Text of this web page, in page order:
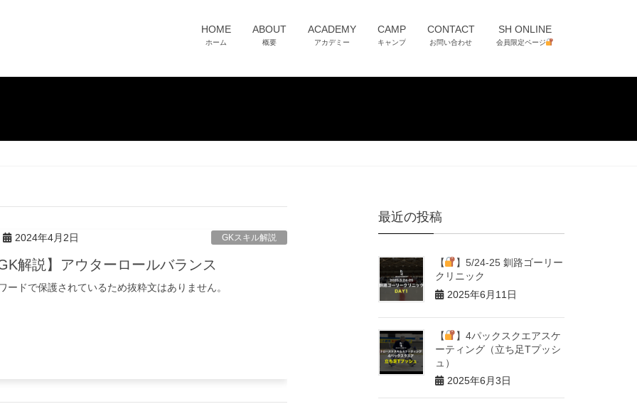
HOME
ホーム
ABOUT
概要
ACADEMY
アカデミー
CAMP
キャンプ
CONTACT
お問い合わせ
SH ONLINE
会員限定ページ
2024年4月2日 GKスキル解説
解説】アウターロールバランス
ードで保護されているため抜粋文はありません。
最近の投稿
【
】5/24-25 釧路ゴーリー
クリニック
2025年6月11日
【
】4パックスクエアスケ
ーティング（立ち足Tプッシ
ュ）
2025年6月3日